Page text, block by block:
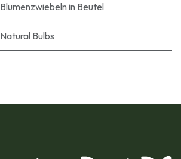
Blumenzwiebeln in Beutel
Natural Bulbs